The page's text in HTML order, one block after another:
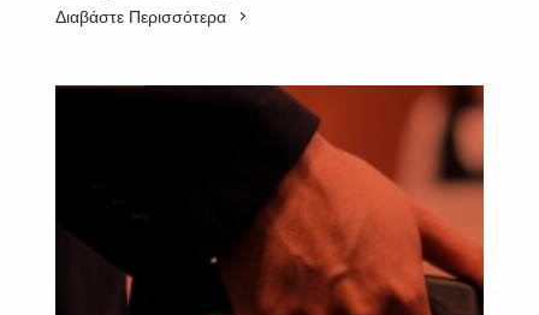
Διαβάστε Περισσότερα